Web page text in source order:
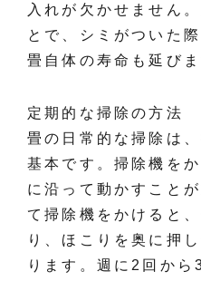
入れが欠かせません
とで、シミがついた
畳自体の寿命も延びま
定期的な掃除の方法
畳の日常的な掃除は
基本です。掃除機を
に沿って動かすこと
て掃除機をかけると
り、ほこりを奥に押
ります。週に2回から